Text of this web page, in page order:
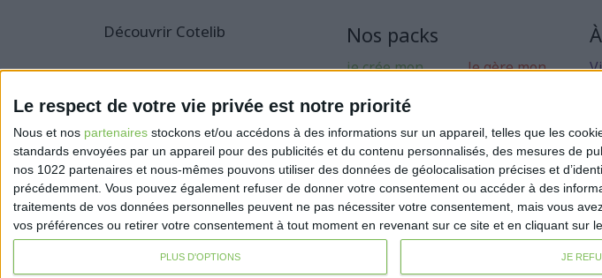
Le respect de votre vie privée est notre priorité
Nous et nos partenaires stockons et/ou accédons à des informations sur un appareil, telles que les
standards envoyées par un appareil pour des publicités et du contenu personnalisés, des mesures de
nos 1022 partenaires et nous-mêmes pouvons utiliser des données de géolocalisation précises et
précédemment. Vous pouvez également refuser de donner votre consentement ou accéder à des
traitements de vos données personnelles peuvent ne pas nécessiter votre consentement, mais vous
vos préférences ou retirer votre consentement à tout moment en revenant sur ce site et en cliquant sur
PLUS D'OPTIONS JE
Découvrir Cotelib Nos packs
je crée mon
Je gère mon
Je sécurise mon
activité
Mentions légales Politique de confidentialité Condition générales de ventes